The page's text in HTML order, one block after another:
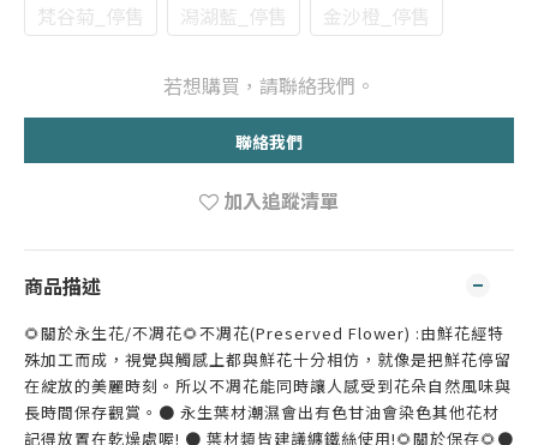
梵谷菊_停售
潟湖藍_停售 金沙橙_停售
若想購買，請聯絡我們。
聯絡我們
加入追蹤清單
商品描述
🌻關於永生花/不凋花🌻不凋花(Preserved Flower) :由鮮花經特
殊加工而成，視覺與觸感上都與鮮花十分相仿，就像是把鮮花停留
在綻放的美麗時刻。所以不凋花能同時讓人感受到花朵自然風味與
長時間保存觀賞。● 永生葉材潮濕會出有色甘油會染色其他花材
記得放置在乾燥處喔! ● 葉材類皆建議纏鐵絲使用!🌻關於保存🌻●